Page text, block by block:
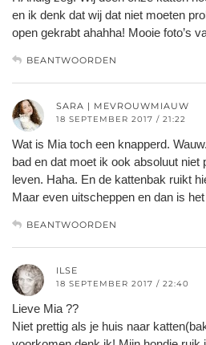
en ik denk dat wij dat niet moeten
open gekrabt ahahha! Mooie foto’s
BEANTWOORDEN
SARA | MEVROUWMIAUW
18 SEPTEMBER 2017 / 21:22
Wat is Mia toch een knapperd.
bad en dat moet ik ook absoluut niet
leven. Haha. En de kattenbak ruikt
Maar even uitscheppen en dan is
BEANTWOORDEN
ILSE
18 SEPTEMBER 2017 / 22:40
Lieve Mia ??
Niet prettig als je huis naar